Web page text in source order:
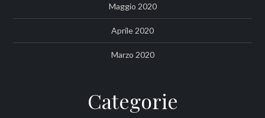
Maggio 2020
Aprile 2020
Marzo 2020
Categorie